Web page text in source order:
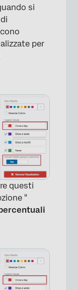
×
si
per
questi
"